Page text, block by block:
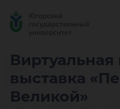
выставка
Великой»